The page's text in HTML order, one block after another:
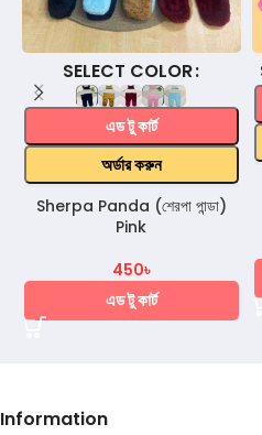
COLOR
এড টু কার্ট
অর্ডার করুন
Sherpa Panda (শেরপা পান্ডা)
Pink
450৳
এড টু কার্ট
Information